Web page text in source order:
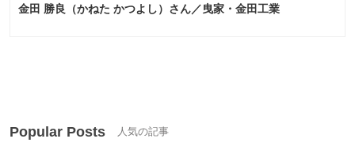
金田 勝良（かねた かつよし）さん／曳家・金田工業
Popular Posts